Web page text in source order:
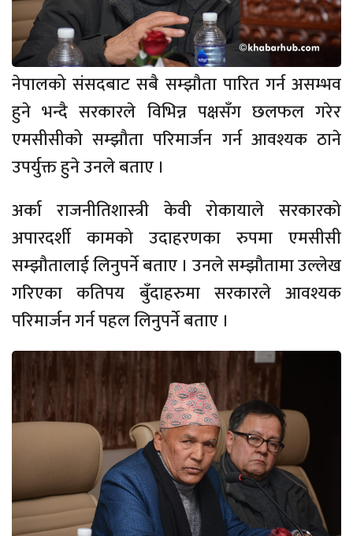
नेपालको संसदबाट सबै सम्झौता पारित गर्न असम्भव
हुने भन्दै सरकारले विभिन्न पक्षसँग छलफल गरेर
एमसीसीको सम्झौता परिमार्जन गर्न आवश्यक ठाने
उपर्युक्त हुने उनले बताए ।
अर्का राजनीतिशास्त्री केवी रोकायाले सरकारको
अपारदर्शी कामको उदाहरणका रुपमा एमसीसी
सम्झौतालाई लिनुपर्ने बताए । उनले सम्झौतामा उल्लेख
गरिएका कतिपय बुँदाहरुमा सरकारले आवश्यक
परिमार्जन गर्न पहल लिनुपर्ने बताए ।